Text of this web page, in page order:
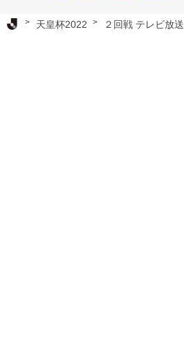
Ｊリーグ TOP
天皇杯2022 ２回戦 テレビ放送